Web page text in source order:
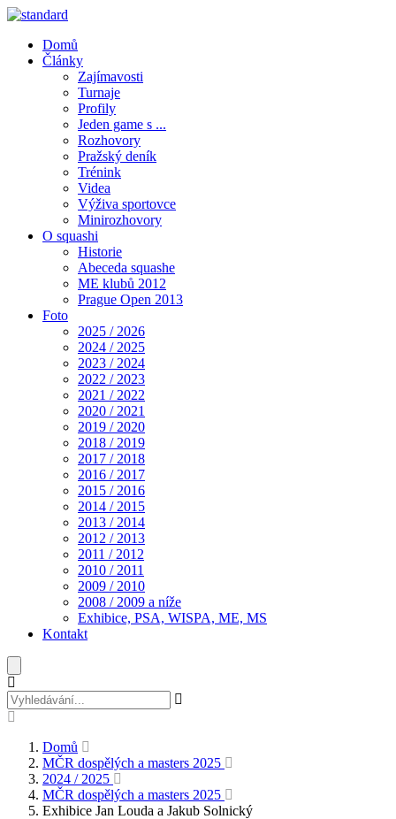
Domů
Články
Zajímavosti
Turnaje
Profily
Jeden game s ...
Rozhovory
Pražský deník
Trénink
Videa
Výživa sportovce
Minirozhovory
O squashi
Historie
Abeceda squashe
ME klubů 2012
Prague Open 2013
Foto
2025 / 2026
2024 / 2025
2023 / 2024
2022 / 2023
2021 / 2022
2020 / 2021
2019 / 2020
2018 / 2019
2017 / 2018
2016 / 2017
2015 / 2016
2014 / 2015
2013 / 2014
2012 / 2013
2011 / 2012
2010 / 2011
2009 / 2010
2008 / 2009 a níže
Exhibice, PSA, WISPA, ME, MS
Kontakt
Domů
MČR dospělých a masters 2025
2024 / 2025
MČR dospělých a masters 2025
Exhibice Jan Louda a Jakub Solnický